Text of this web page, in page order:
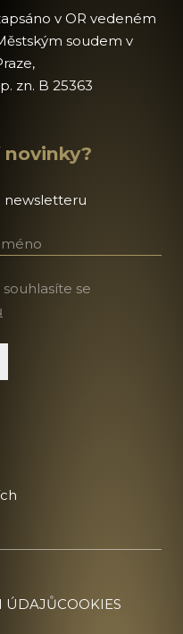
v OR vedeném
soudem v
zn. B 25363
novinky?
newsletteru
a příjmení
se
ÚDAJŮCOOKIES